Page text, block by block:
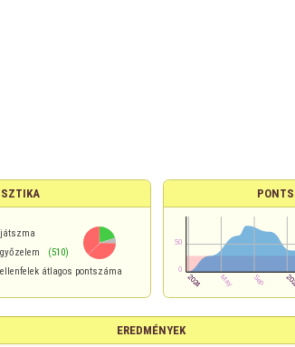
játszma
győzelem (510)
ellenfelek átlagos pontszáma
EREDMÉNYEK